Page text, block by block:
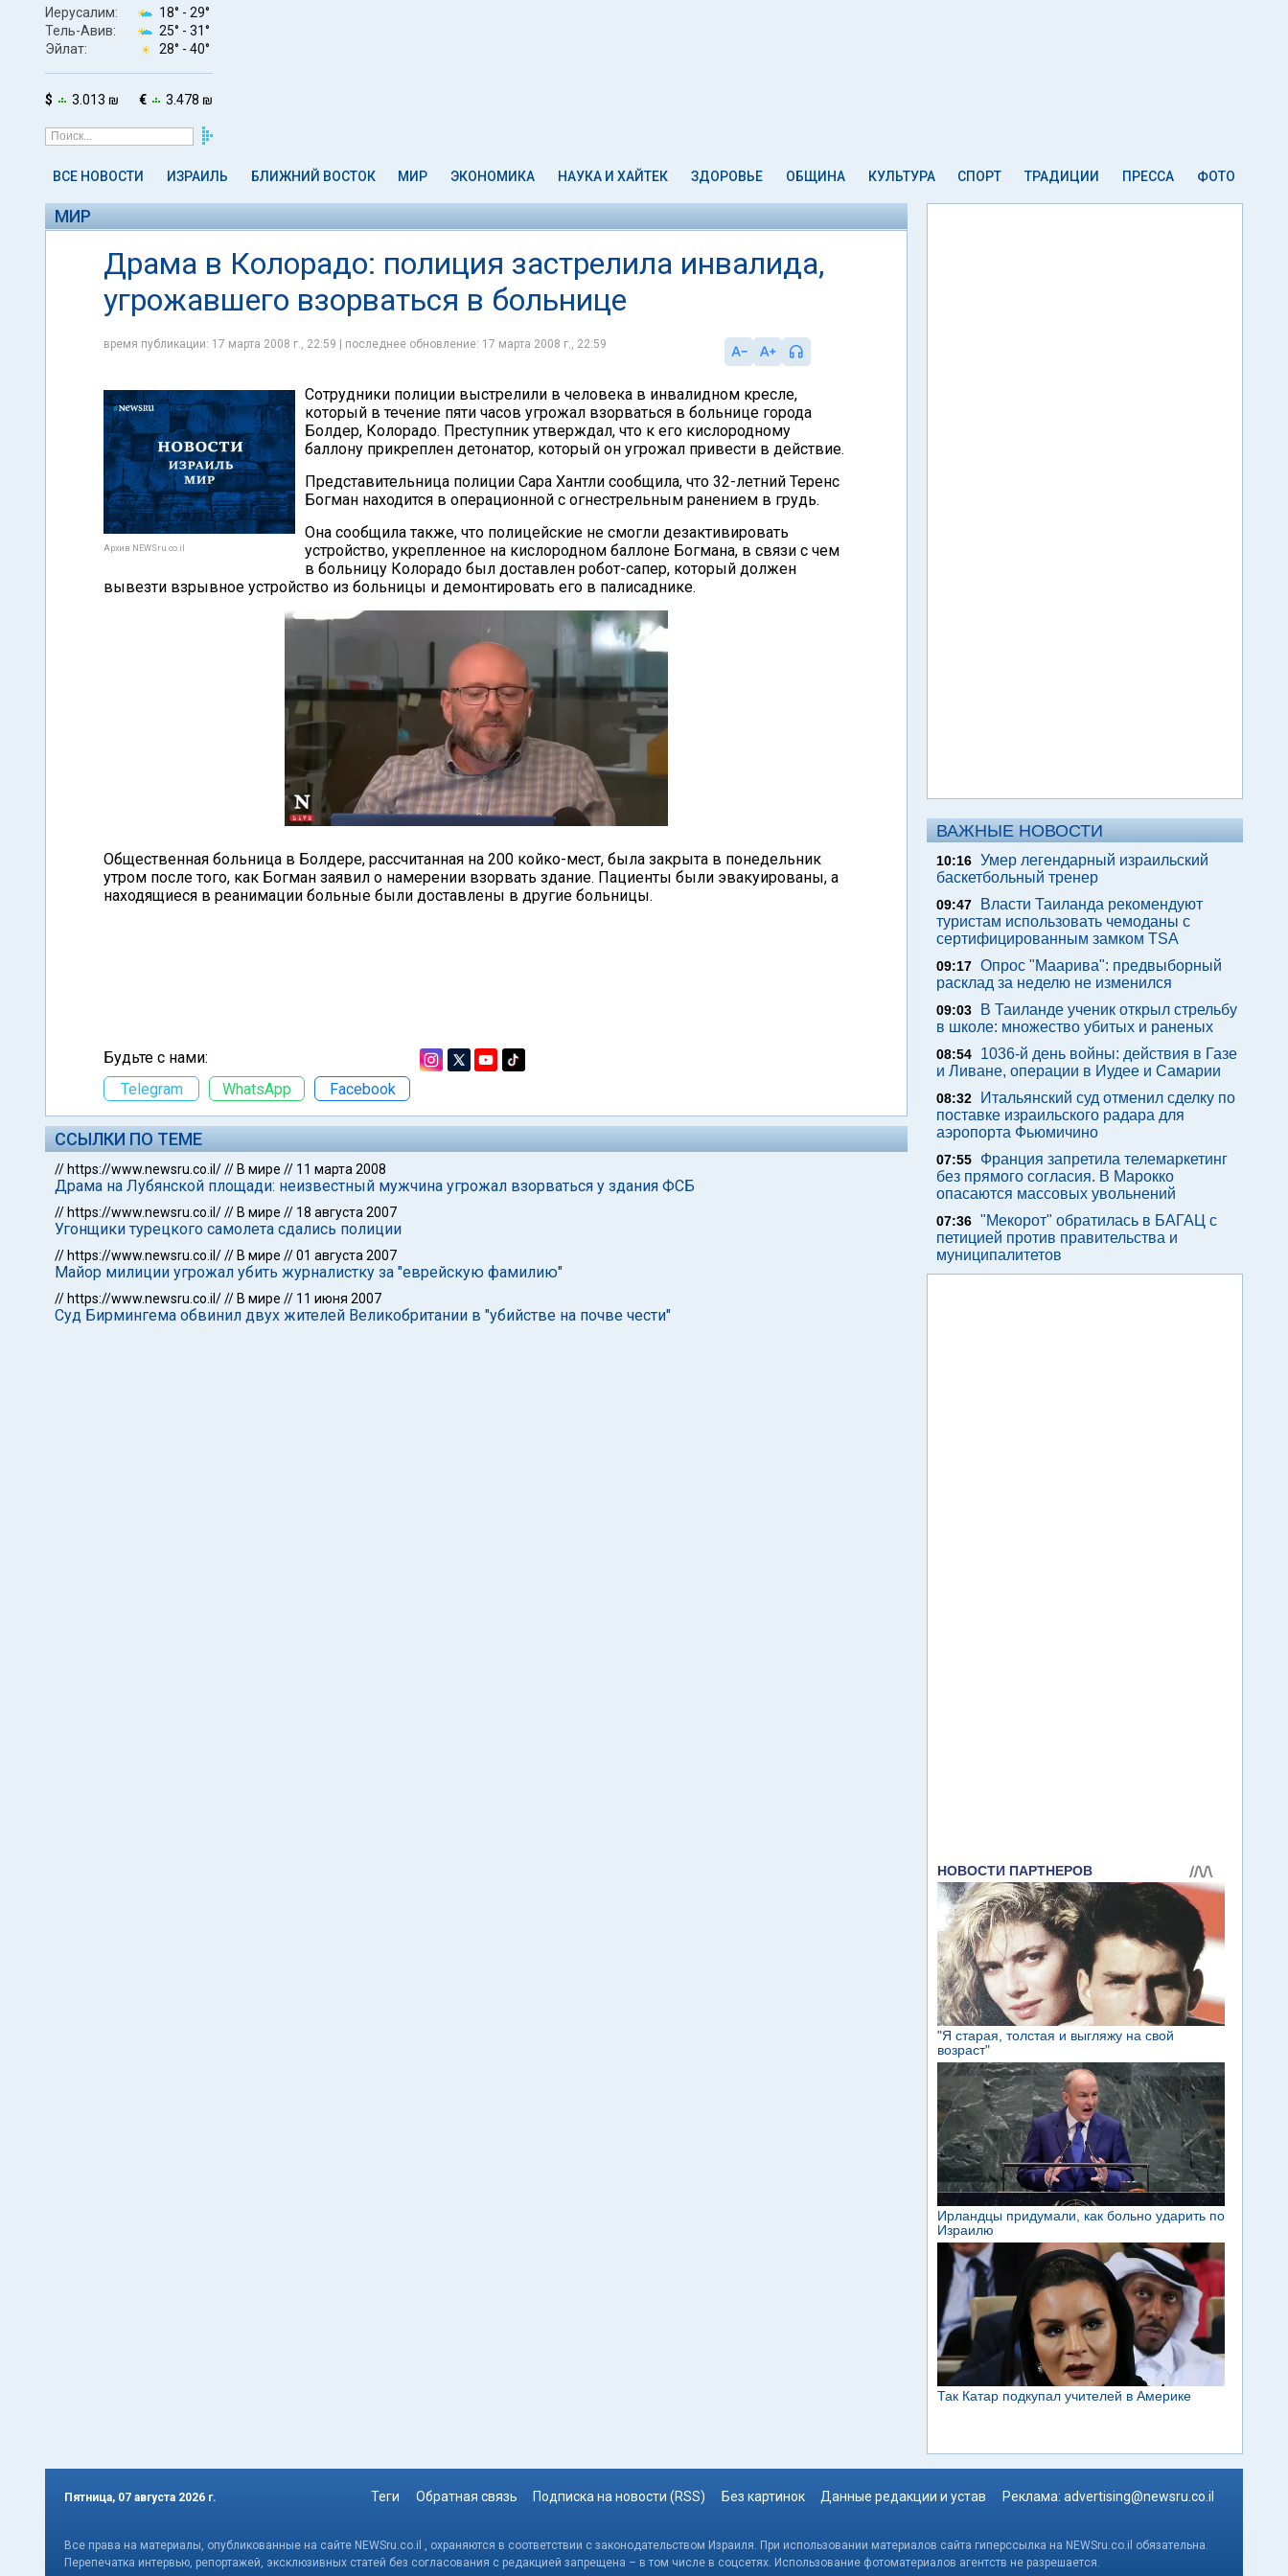
Иерусалим: 18° - 29°
Тель-Авив:
25° - 31°
Эйлат:
28° - 40°
$ 3.013 ₪ € 3.478 ₪
ВСЕ НОВОСТИ ИЗРАИЛЬ БЛИЖНИЙ ВОСТОК МИР ЭКОНОМИКА НАУКА И ХАЙТЕК ЗДОРОВЬЕ ОБЩИНА КУЛЬТУРА СПОРТ ТРАДИЦИИ ПРЕССА ФОТО
МИР
Драма в Колорадо: полиция застрелила инвалида,
угрожавшего взорваться в больнице
время публикации: 17 марта 2008 г., 22:59 | последнее обновление: 17 марта 2008 г., 22:59
Архив NEWSru.co.il
Сотрудники полиции выстрелили в человека в инвалидном кресле,
который в течение пяти часов угрожал взорваться в больнице города
Болдер, Колорадо. Преступник утверждал, что к его кислородному
баллону прикреплен детонатор, который он угрожал привести в действие.
Представительница полиции Сара Хантли сообщила, что 32-летний Теренс
Богман находится в операционной с огнестрельным ранением в грудь.
Она сообщила также, что полицейские не смогли дезактивировать
устройство, укрепленное на кислородном баллоне Богмана, в связи с чем
в больницу Колорадо был доставлен робот-сапер, который должен
вывезти взрывное устройство из больницы и демонтировать его в палисаднике.
Общественная больница в Болдере, рассчитанная на 200 койко-мест, была закрыта в понедельник
утром после того, как Богман заявил о намерении взорвать здание. Пациенты были эвакуированы, а
находящиеся в реанимации больные были доставлены в другие больницы.
Будьте с нами:
Telegram
WhatsApp Facebook
ССЫЛКИ ПО ТЕМЕ
// https://www.newsru.co.il/// В мире // 11 марта 2008
Драма на Лубянской площади: неизвестный мужчина угрожал взорваться у здания ФСБ
// https://www.newsru.co.il/// В мире // 18 августа 2007
Угонщики турецкого самолета сдались полиции
// https://www.newsru.co.il/// В мире //01 августа 2007
Майор милиции угрожал убить журналистку за "еврейскую фамилию"
// https://www.newsru.co.il/// В мире // 11 июня 2007
Суд Бирмингема обвинил двух жителей Великобритании в "убийстве на почве чести"
ВАЖНЫЕ НОВОСТИ
10:16 Умер легендарный израильский
баскетбольный тренер
09:47
Власти Таиланда рекомендуют
туристам использовать чемоданы с
сертифицированным замком TSA
09:17 Опрос "Mаарива": предвыборный
расклад за неделю не изменился
09:03
В Таиланде ученик открыл стрельбу
в школе: множество убитых и раненых
08:54
1036-й день войны: действия в Газе
и Ливане, операции в Иудее и Самарии
08:32
Итальянский суд отменил сделку по
поставке израильского радара для
аэропорта Фьюмичино
07:55
Франция запретила телемаркетинг
без прямого согласия. В Марокко
опасаются массовых увольнений
07:36 "Мекорот" обратилась в БАГАЦ с
петицией против правительства и
муниципалитетов
Пятница, 07 августа 2026 г. Теги Обратная связь Подписка на новости (RSS) Без картинок Данные редакции и устав Реклама: advertising@newsru.co.il
Все права на материалы, опубликованные на сайте NEWSru.co.il , охраняются в соответствии с законодательством Израиля. При использовании материалов сайта гиперссылка на NEWSru.co.il обязательна.
Перепечатка интервью, репортажей, эксклюзивных статей без согласования с редакцией запрещена – в том числе в соцсетях. Использование фотоматериалов агентств не разрешается.